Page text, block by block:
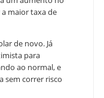
maior taxa de
de novo. Já
para
ao normal, e
sem correr risco